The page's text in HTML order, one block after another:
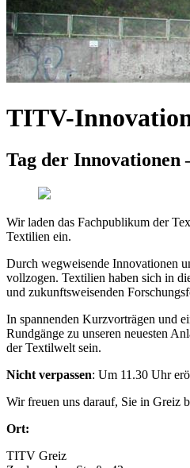
TITV-
Tag der Innovationen
Wir laden das Fachpublikum der
Textilien ein.
Durch wegweisende Innovationen
vollzogen. Textilien haben sich in
und zukunftsweisenden
In spannenden Kurzvorträgen und
Rundgänge zu unseren neuesten
der Textilwelt sein.
Nicht verpassen: Um 11.30 Uhr
Wir freuen uns darauf, Sie in Greiz
Ort:
TITV Greiz